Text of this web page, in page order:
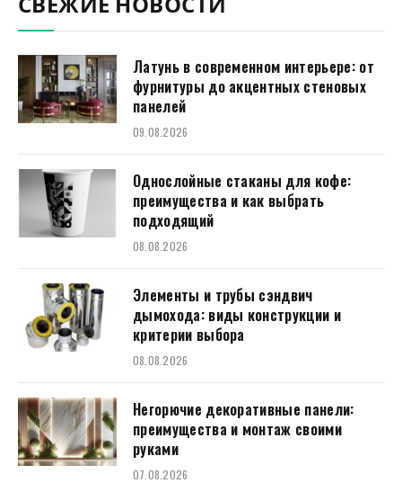
СВЕЖИЕ НОВОСТИ
Латунь в современном интерьере: от
фурнитуры до акцентных стеновых
панелей
09.08.2026
Однослойные стаканы для кофе:
преимущества и как выбрать
подходящий
08.08.2026
Элементы и трубы сэндвич
дымохода: виды конструкции и
критерии выбора
08.08.2026
Негорючие декоративные панели:
преимущества и монтаж своими
руками
07.08.2026